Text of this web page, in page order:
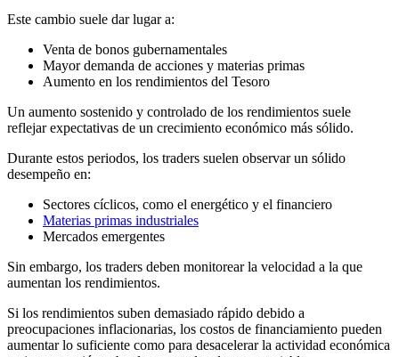
Este cambio suele dar lugar a:
Venta de bonos gubernamentales
Mayor demanda de acciones y materias primas
Aumento en los rendimientos del Tesoro
Un aumento sostenido y controlado de los rendimientos suele
reflejar expectativas de un crecimiento económico más sólido.
Durante estos periodos, los traders suelen observar un sólido
desempeño en:
Sectores cíclicos, como el energético y el financiero
Materias primas industriales
Mercados emergentes
Sin embargo, los traders deben monitorear la velocidad a la que
aumentan los rendimientos.
Si los rendimientos suben demasiado rápido debido a
preocupaciones inflacionarias, los costos de financiamiento pueden
aumentar lo suficiente como para desacelerar la actividad económica